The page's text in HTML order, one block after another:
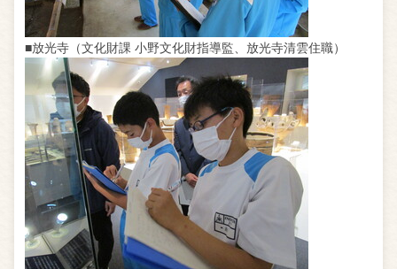
■放光寺（文化財課 小野文化財指導監、放光寺清雲住職）